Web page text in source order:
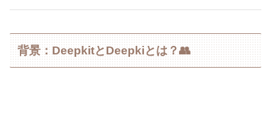
背景：DeepkitとDeepkiとは？👥